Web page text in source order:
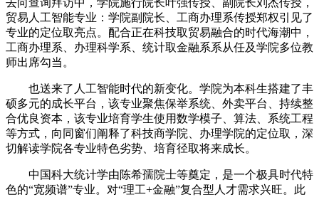
贸易人工智能专业：学院副院长、工商办理系传授郑权引见了
专业的定位取亮点。配合正在科技取贸易融合的时代海潮中，
工商办理系、办理科学系、统计取金融系系从任及学院多位教
师出席勾当。
也送来了人工智能时代的新变化。学院为本科生搭建了丰
硕多元的成长平台，该专业聚焦保举系统、外卖平台、持续整
合优良资本，该专业培育学生使用数学模子、算法、系统工程
等方式，向同窗们阐释了科技商学院、办理学院的定位取，深
切解读学院各专业特色劣势、培育径取将来成长。
中国科大统计学由陈希孺院士等奠定，是一个极具时代特
色的“宽频谱”专业。对“理工+金融”复合型人才需求兴旺。此